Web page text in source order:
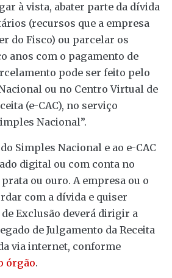
à vista, abater parte da dívida
(recursos que a empresa
do Fisco) ou parcelar os
anos com o pagamento de
pode ser feito pelo
ou no Centro Virtual de
(e-CAC), no serviço
Nacional”.
Simples Nacional e ao e-CAC
digital ou com conta no
ou ouro. A empresa ou o
com a dívida e quiser
Exclusão deverá dirigir a
de Julgamento da Receita
via internet, conforme
órgão.